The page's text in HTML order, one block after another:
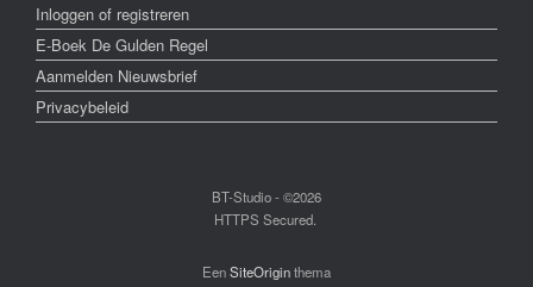
Inloggen of registreren
E-Boek De Gulden Regel
Aanmelden Nieuwsbrief
Privacybeleid
BT-Studio - ©2026
HTTPS Secured.
EenSiteOriginthema